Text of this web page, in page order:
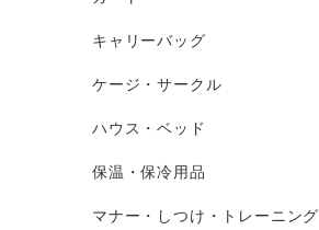
キャリーバッグ
ケージ・サークル
ハウス・ベッド
保温・保冷用品
マナー・しつけ・トレーニング